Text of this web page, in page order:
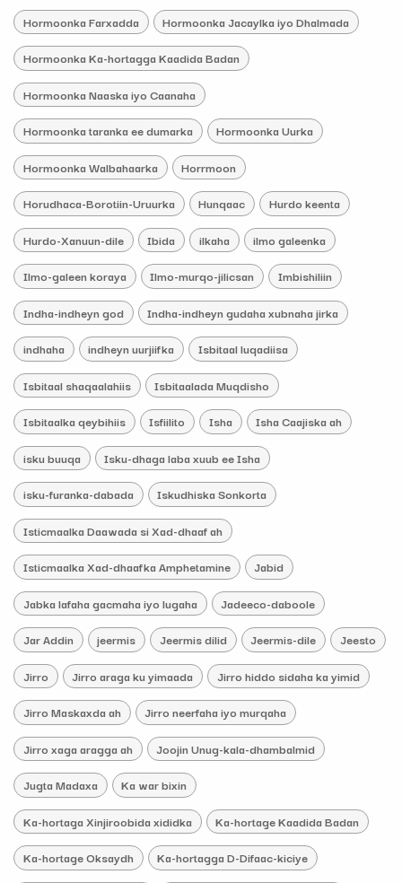
Hormoonka Farxadda Hormoonka Jacaylka iyo Dhalmada
Hormoonka Ka-hortagga Kaadida Badan
Hormoonka Naaska iyo Caanaha
Hormoonka taranka ee dumarka Hormoonka Uurka
Hormoonka Walbahaarka Horrmoon
Horudhaca-Borotiin-Uruurka Hunqaac Hurdo keenta
Hurdo-Xanuun-dile Ibida ilkaha ilmo galeenka
Ilmo-galeen koraya Ilmo-murqo-jilicsan Imbishiliin
Indha-indheyn god Indha-indheyn gudaha xubnaha jirka
indhaha indheyn uurjiifka Isbitaal luqadiisa
Isbitaal shaqaalahiis Isbitaalada Muqdisho
Isbitaalka qeybihiis Isfiilito Isha Isha Caajiska ah
isku buuqa Isku-dhaga laba xuub ee Isha
isku-furanka-dabada Iskudhiska Sonkorta
Isticmaalka Daawada si Xad-dhaaf ah
Isticmaalka Xad-dhaafka Amphetamine Jabid
Jabka lafaha gacmaha iyo lugaha Jadeeco-daboole
Jar Addin jeermis Jeermis dilid Jeermis-dile Jeesto
Jirro Jirro araga ku yimaada Jirro hiddo sidaha ka yimid
Jirro Maskaxda ah Jirro neerfaha iyo murqaha
Jirro xaga aragga ah Joojin Unug-kala-dhambalmid
Jugta Madaxa Ka war bixin
Ka-hortaga Xinjiroobida xididka Ka-hortage Kaadida Badan
Ka-hortage Oksaydh Ka-hortagga D-Difaac-kiciye